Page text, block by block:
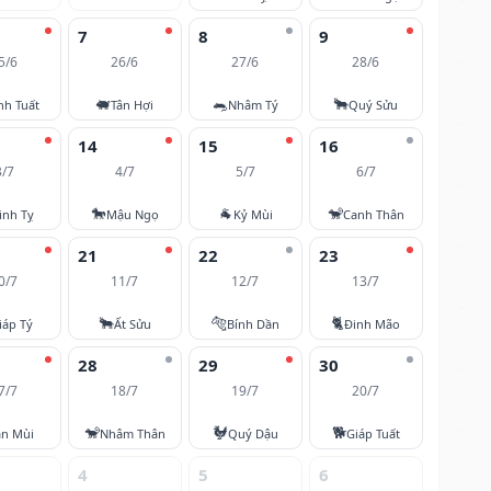
6
Tuất
7
26/6
🐖Tân Hợi
8
27/6
🐀Nhâm Tý
9
28/6
🐂Quý Sửu
7
Tỵ
14
4/7
🐎Mậu Ngọ
15
5/7
🐐 Kỷ Mùi
16
6/7
🐒Canh Thân
7
Tý
21
11/7
🐂Ất Sửu
22
12/7
🐅Bính Dần
23
13/7
🐈Đinh Mão
7
Mùi
28
18/7
🐒Nhâm Thân
29
19/7
🐓Quý Dậu
30
20/7
🐕Giáp Tuất
4 5 6